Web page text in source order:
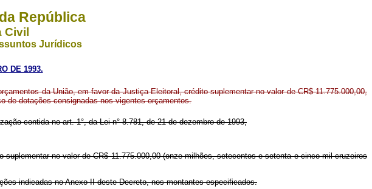
República
Civil
Jurídicos
DE 1993.
da União, em favor da Justiça Eleitoral, crédito suplementar no valor de CR$ 11.775.000,00,
de dotações consignadas nos vigentes orçamentos.
contida no art. 1°, da Lei n° 8.781, de 21 de dezembro de 1993,
no valor de CR$ 11.775.000,00 (onze milhões, setecentos e setenta e cinco mil cruzeiros
indicadas no Anexo II deste Decreto, nos montantes especificados.